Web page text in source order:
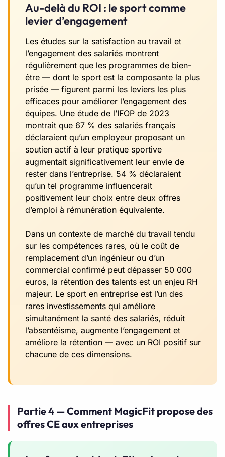
Au-delà du ROI : le sport comme
levier d’engagement
Les études sur la satisfaction au travail et
l’engagement des salariés montrent
régulièrement que les programmes de bien-
être — dont le sport est la composante la plus
prisée — figurent parmi les leviers les plus
efficaces pour améliorer l’engagement des
équipes. Une étude de l’IFOP de 2023
montrait que 67 % des salariés français
déclaraient qu’un employeur proposant un
soutien actif à leur pratique sportive
augmentait significativement leur envie de
rester dans l’entreprise. 54 % déclaraient
qu’un tel programme influencerait
positivement leur choix entre deux offres
d’emploi à rémunération équivalente.
Dans un contexte de marché du travail tendu
sur les compétences rares, où le coût de
remplacement d’un ingénieur ou d’un
commercial confirmé peut dépasser 50 000
euros, la rétention des talents est un enjeu RH
majeur. Le sport en entreprise est l’un des
rares investissements qui améliore
simultanément la santé des salariés, réduit
l’absentéisme, augmente l’engagement et
améliore la rétention — avec un ROI positif sur
chacune de ces dimensions.
Partie 4 — Comment MagicFit propose des
offres CE aux entreprises